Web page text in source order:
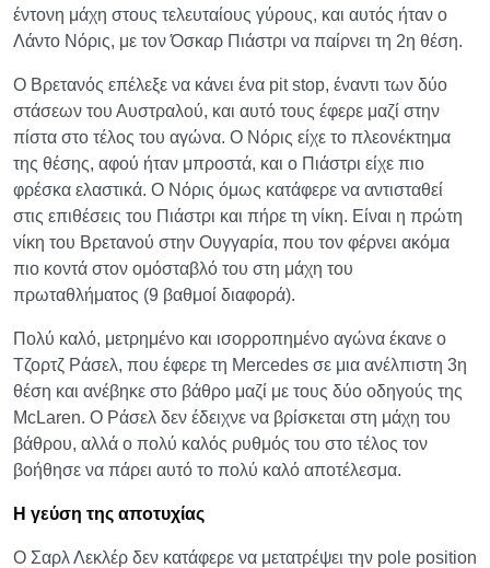
έντονη μάχη στους τελευταίους γύρους, και αυτός ήταν ο
Λάντο Νόρις, με τον Όσκαρ Πιάστρι να παίρνει τη 2η θέση.
Ο Βρετανός επέλεξε να κάνει ένα pit stop, έναντι των δύο
στάσεων του Αυστραλού, και αυτό τους έφερε μαζί στην
πίστα στο τέλος του αγώνα. Ο Νόρις είχε το πλεονέκτημα
της θέσης, αφού ήταν μπροστά, και ο Πιάστρι είχε πιο
φρέσκα ελαστικά. Ο Νόρις όμως κατάφερε να αντισταθεί
στις επιθέσεις του Πιάστρι και πήρε τη νίκη. Είναι η πρώτη
νίκη του Βρετανού στην Ουγγαρία, που τον φέρνει ακόμα
πιο κοντά στον ομόσταβλό του στη μάχη του
πρωταθλήματος (9 βαθμοί διαφορά).
Πολύ καλό, μετρημένο και ισορροπημένο αγώνα έκανε ο
Τζορτζ Ράσελ, που έφερε τη Mercedes σε μια ανέλπιστη 3η
θέση και ανέβηκε στο βάθρο μαζί με τους δύο οδηγούς της
McLaren. Ο Ράσελ δεν έδειχνε να βρίσκεται στη μάχη του
βάθρου, αλλά ο πολύ καλός ρυθμός του στο τέλος τον
βοήθησε να πάρει αυτό το πολύ καλό αποτέλεσμα.
Η γεύση της αποτυχίας
Ο Σαρλ Λεκλέρ δεν κατάφερε να μετατρέψει την pole position